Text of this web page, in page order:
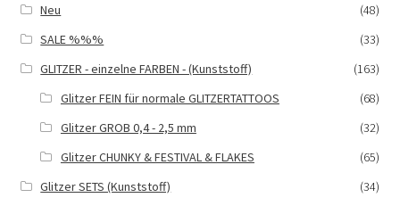
Neu
(48)
SALE %%%
(33)
GLITZER - einzelne FARBEN - (Kunststoff)
(163)
Glitzer FEIN für normale GLITZERTATTOOS
(68)
Glitzer GROB 0,4 - 2,5 mm
(32)
Glitzer CHUNKY & FESTIVAL & FLAKES
(65)
Glitzer SETS (Kunststoff)
(34)